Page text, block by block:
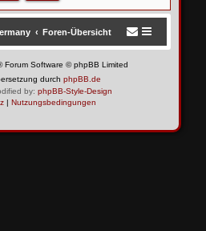
Foren-Übersicht
Forum Software © phpBB Limited
durch phpBB.de
by: phpBB-Style-Design
| Nutzungsbedingungen